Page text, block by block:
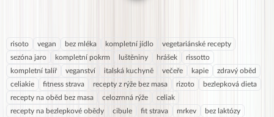
(druhorozený měl dokonce ve 3 měsících zoubky, ale
kojencem). S nattem neporadím, ale se stoličkou
držím palec, ať to rychle zjistíte.
risoto vegan bez mléka kompletní jídlo
vegetariánské recepty
sezóna jaro
kompletní pokrm luštěniny hrášek
rissotto
kompletní talíř
veganství italská kuchyně večeře kapie
zdravý oběd
celiakie
fitness strava recepty z rýže bez masa rizoto
bezlepková dieta
recepty na oběd bez masa
celozrnná rýže
celiak
recepty na bezlepkové obědy
cibule fit strava mrkev
bez laktózy